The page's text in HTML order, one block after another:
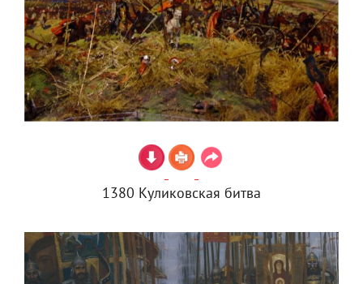
1380 Куликовская битва